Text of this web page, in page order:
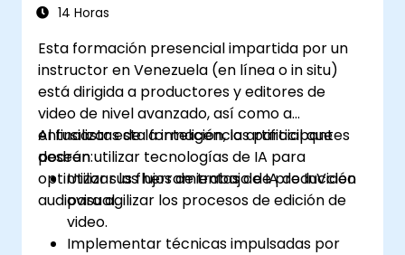
proporcionados por la IA.
14 Horas
Esta formación presencial impartida por un
instructor en Venezuela (en línea o in situ)
está dirigida a productores y editores de
video de nivel avanzado, así como a
entusiastas de la inteligencia artificial que
deseen utilizar tecnologías de IA para
optimizar sus flujos de trabajo de producción
audiovisual.
Al finalizar esta formación, los participantes
podrán:
Utilizar las herramientas de IA de InVideo
para agilizar los procesos de edición de
video.
Implementar técnicas impulsadas por